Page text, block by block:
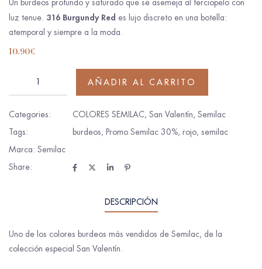
Un burdeos profundo y saturado que se asemeja al terciopelo con
luz tenue. 316 Burgundy Red es lujo discreto en una botella:
atemporal y siempre a la moda.
10.90€
AÑADIR AL CARRITO
Categories: COLORES SEMILAC, San Valentín, Semilac
Tags:
burdeos, Promo Semilac 30%, rojo, semilac
Marca: Semilac
Share:
DESCRIPCIÓN
Uno de los colores burdeos más vendidos de Semilac, de la
colección especial San Valentín.